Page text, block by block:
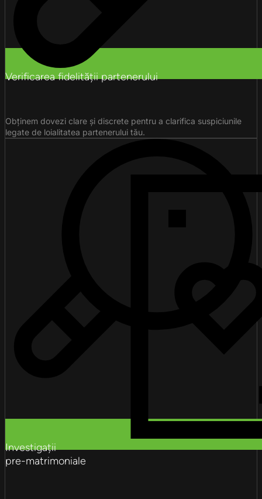
Verificarea fidelității partenerului
Obținem dovezi clare și discrete pentru a clarifica suspiciunile
legate de loialitatea partenerului tău.
Investigații
pre-matrimoniale